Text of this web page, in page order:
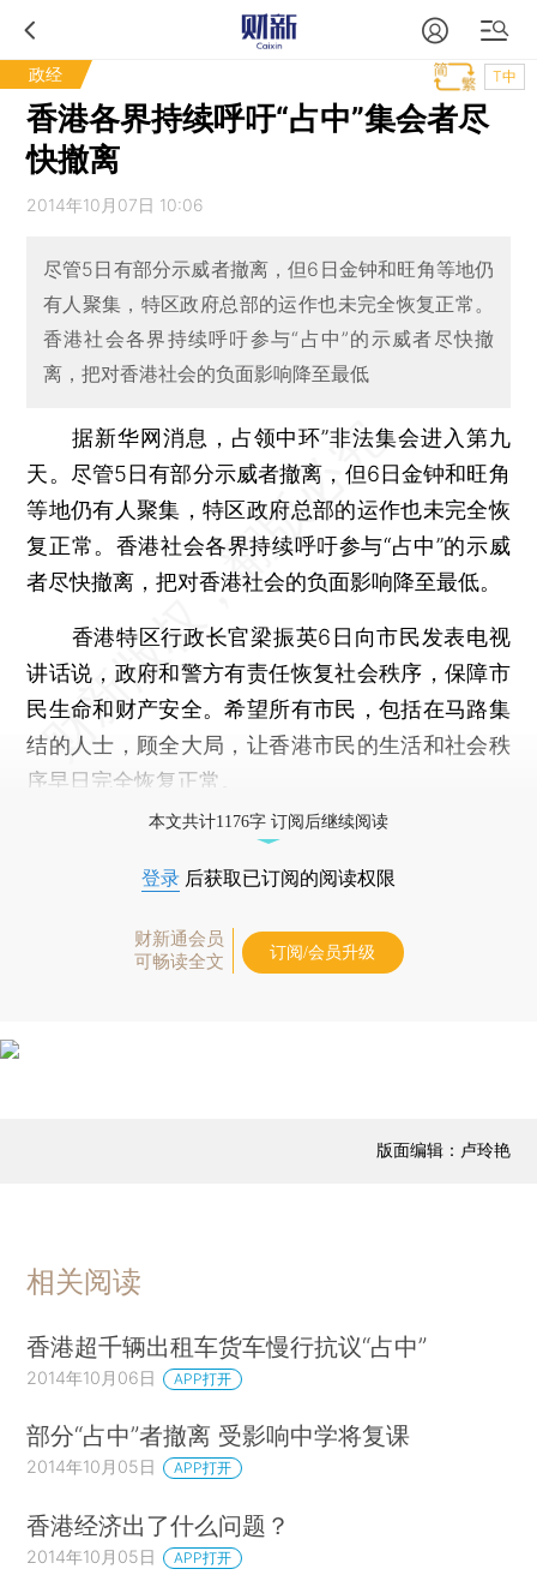
政经 T中
香港各界持续呼吁“占中”集会者尽
快撤离
2014年10月07日 10:06
尽管5日有部分示威者撤离，但6日金钟和旺角等地仍
有人聚集，特区政府总部的运作也未完全恢复正常。
香港社会各界持续呼吁参与“占中”的示威者尽快撤
离，把对香港社会的负面影响降至最低
据新华网消息，占领中环”非法集会进入第九
天。尽管5日有部分示威者撤离，但6日金钟和旺角
等地仍有人聚集，特区政府总部的运作也未完全恢
复正常。香港社会各界持续呼吁参与“占中”的示威
者尽快撤离，把对香港社会的负面影响降至最低。
香港特区行政长官梁振英6日向市民发表电视
讲话说，政府和警方有责任恢复社会秩序，保障市
民生命和财产安全。希望所有市民，包括在马路集
结的人士，顾全大局，让香港市民的生活和社会秩
序早日完全恢复正常。
本文共计1176字 订阅后继续阅读
登录 后获取已订阅的阅读权限
财新通会员
可畅读全文
订阅/会员升级
版面编辑：卢玲艳
相关阅读
香港超千辆出租车货车慢行抗议“占中”
2014年10月06日 APP打开
部分“占中”者撤离 受影响中学将复课
2014年10月05日 APP打开
香港经济出了什么问题？
2014年10月05日 APP打开